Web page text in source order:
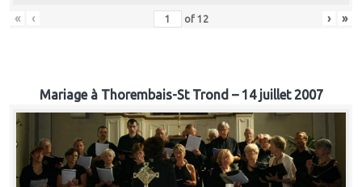
« ‹ of 12 › »
Mariage à Thorembais-St Trond – 14 juillet 2007